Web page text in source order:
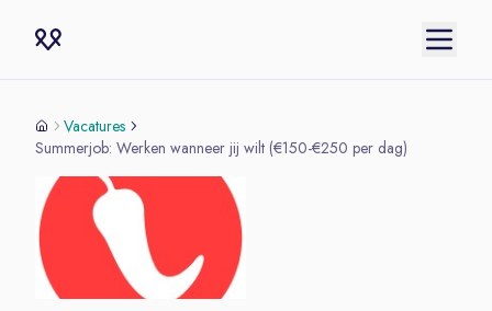
Vacatures
Summerjob: Werken wanneer jij wilt (€150-€250 per dag)